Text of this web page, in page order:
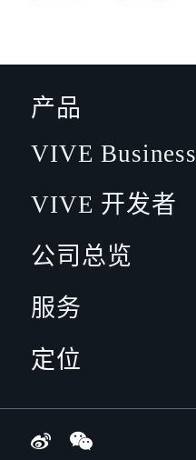
产品
VIVE Business
VIVE 开发者
公司总览
服务
定位